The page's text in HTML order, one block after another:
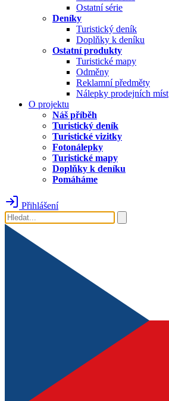
Ostatní série
Deníky
Turistický deník
Doplňky k deníku
Ostatní produkty
Turistické mapy
Odměny
Reklamní předměty
Nálepky prodejních míst
O projektu
Náš příběh
Turistický deník
Turistické vizitky
Fotonálepky
Turistické mapy
Doplňky k deníku
Pomáháme
Přihlášení